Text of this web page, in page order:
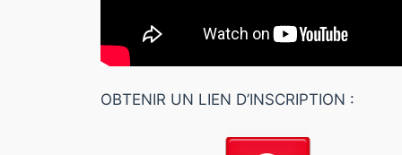
OBTENIR UN LIEN D’INSCRIPTION :